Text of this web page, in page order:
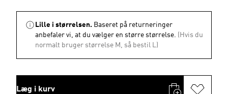
Lille i størrelsen. Baseret på returneringer
anbefaler vi, at du vælger en større størrelse. (Hvis du
normalt bruger størrelse M, så bestil L)
Læg i kurv